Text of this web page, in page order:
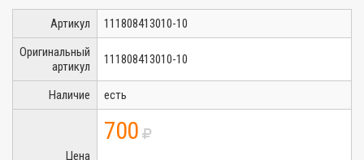
Артикул
111808413010-10
Оригинальный
артикул
111808413010-10
Наличие есть
Цена
700